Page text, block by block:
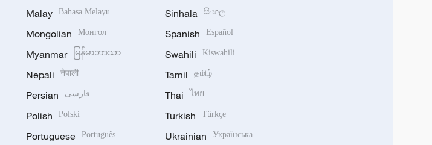
Malay Bahasa Melayu
Mongolian Монгол
Myanmar မြန်မာဘာသာ
Nepali नेपाली
Persian فارسی
Polish Polski
Portuguese Português
Sinhala සිංහල
Spanish Español
Swahili Kiswahili
Tamil தமிழ்
Thai ไทย
Turkish Türkçe
Ukrainian Українська